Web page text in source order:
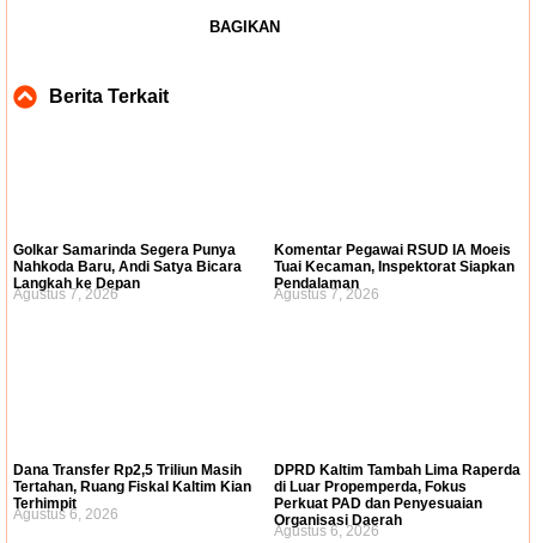
BAGIKAN
Berita Terkait
Golkar Samarinda Segera Punya
Nahkoda Baru, Andi Satya Bicara
Langkah ke Depan
Agustus 7, 2026
Komentar Pegawai RSUD IA Moeis
Tuai Kecaman, Inspektorat Siapkan
Pendalaman
Agustus 7, 2026
Dana Transfer Rp2,5 Triliun Masih
Tertahan, Ruang Fiskal Kaltim Kian
Terhimpit
Agustus 6, 2026
DPRD Kaltim Tambah Lima Raperda
di Luar Propemperda, Fokus
Perkuat PAD dan Penyesuaian
Organisasi Daerah
Agustus 6, 2026